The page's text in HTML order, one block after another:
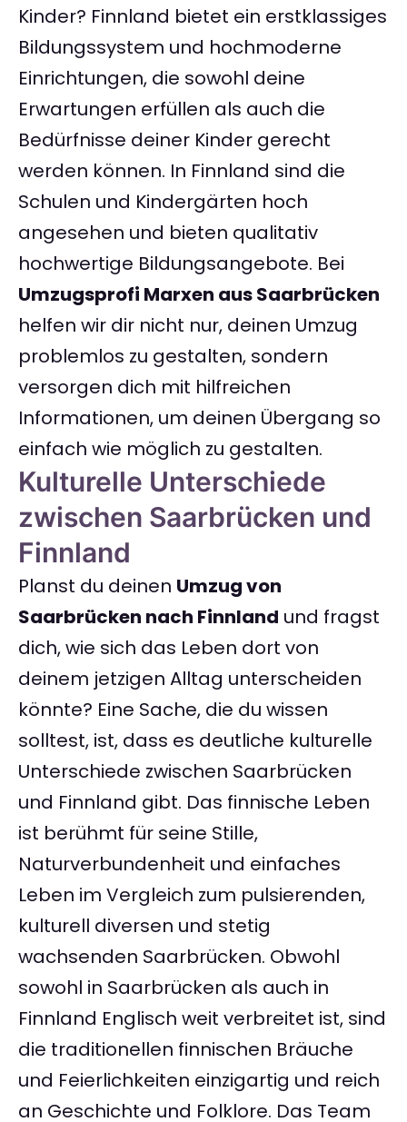
Kinder? Finnland bietet ein erstklassiges
Bildungssystem und hochmoderne
Einrichtungen, die sowohl deine
Erwartungen erfüllen als auch die
Bedürfnisse deiner Kinder gerecht
werden können. In Finnland sind die
Schulen und Kindergärten hoch
angesehen und bieten qualitativ
hochwertige Bildungsangebote. Bei
Umzugsprofi Marxen aus Saarbrücken
helfen wir dir nicht nur, deinen Umzug
problemlos zu gestalten, sondern
versorgen dich mit hilfreichen
Informationen, um deinen Übergang so
einfach wie möglich zu gestalten.
Kulturelle Unterschiede
zwischen Saarbrücken und
Finnland
Planst du deinen Umzug von
Saarbrücken nach Finnland und fragst
dich, wie sich das Leben dort von
deinem jetzigen Alltag unterscheiden
könnte? Eine Sache, die du wissen
solltest, ist, dass es deutliche kulturelle
Unterschiede zwischen Saarbrücken
und Finnland gibt. Das finnische Leben
ist berühmt für seine Stille,
Naturverbundenheit und einfaches
Leben im Vergleich zum pulsierenden,
kulturell diversen und stetig
wachsenden Saarbrücken. Obwohl
sowohl in Saarbrücken als auch in
Finnland Englisch weit verbreitet ist, sind
die traditionellen finnischen Bräuche
und Feierlichkeiten einzigartig und reich
an Geschichte und Folklore. Das Team